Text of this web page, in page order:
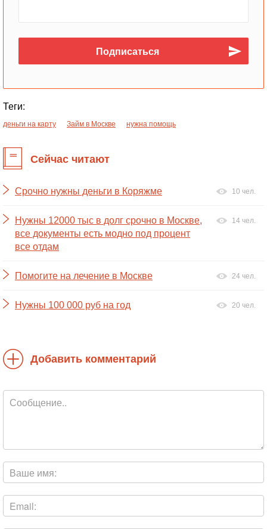
Теги:
деньги на карту Займ в Москве нужна помощь
Сейчас читают
Срочно нужны деньги в Коряжме 10 чел.
Нужны 12000 тыс в долг срочно в Москве,
все документы есть модно под процент
все отдам
14 чел.
Помогите на лечение в Москве 24 чел.
Нужны 100 000 руб на год 20 чел.
Добавить комментарий